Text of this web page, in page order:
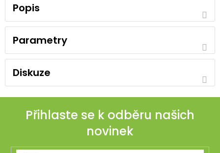
Popis
Parametry
Diskuze
Přihlaste se k odběru našich
novinek